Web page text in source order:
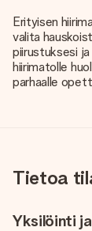
Erityisen
valita
piirustuksesi
hiirimatolle
parhaalle
Tietoa
Yksilöinti